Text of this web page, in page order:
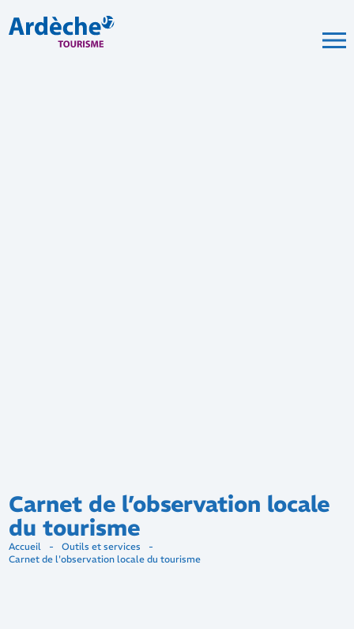
Carnet de l’observation locale
du tourisme
Accueil - Outils et services
-
Carnet de l'observation locale du tourisme